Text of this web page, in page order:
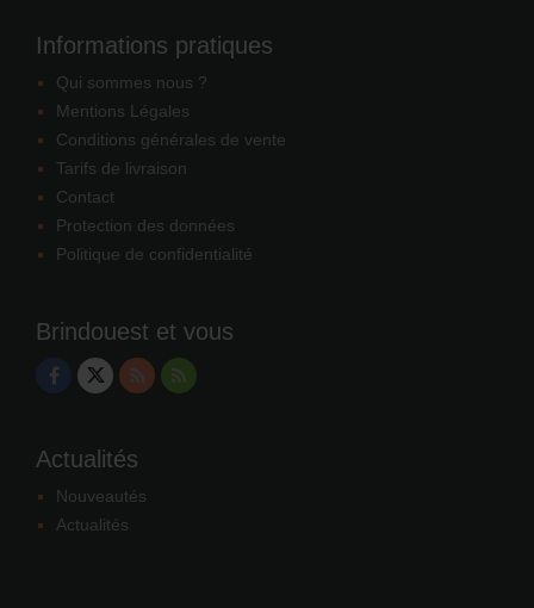
Informations pratiques
Qui sommes nous ?
Mentions Légales
Conditions générales de vente
Tarifs de livraison
Contact
Protection des données
Politique de confidentialité
Brindouest et vous
Actualités
Nouveautés
Actualités